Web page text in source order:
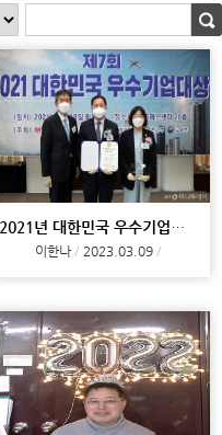
2021년 대한민국 우수기업대상_금정제약
이한나 2023.03.09